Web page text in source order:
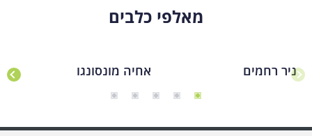
מאלפי כלבים
אחיה מונסונגו ניר רחמים